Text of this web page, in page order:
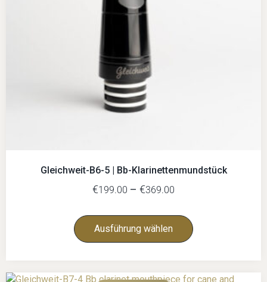
Gleichweit-B6-5 | Bb-Klarinettenmundstück
€199.00 – €369.00
Ausführung wählen